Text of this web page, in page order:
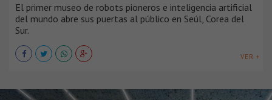
El primer museo de robots pioneros e inteligencia artificial
del mundo abre sus puertas al público en Seúl, Corea del
Sur.
VER +